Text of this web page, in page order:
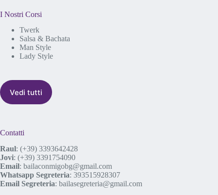
I Nostri Corsi
Twerk
Salsa & Bachata
Man Style
Lady Style
Vedi tutti
Contatti
Raul: (+39) 3393642428
Jovi: (+39) 3391754090
Email: bailaconmigobg@gmail.com
Whatsapp Segreteria: 393515928307
Email Segreteria: bailasegreteria@gmail.com